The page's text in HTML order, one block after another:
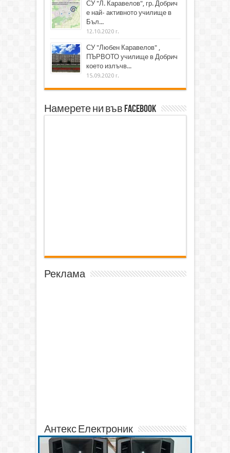
СУ "Л. Каравелов", гр. Добрич
е най- активното училище в
Бъл...
12.10.2020 г.
СУ "Любен Каравелов" ,
ПЪРВОТО училище в Добрич
което излъчв...
15.09.2020 г.
Намерете ни във Facebook
Реклама
Антекс Електроник